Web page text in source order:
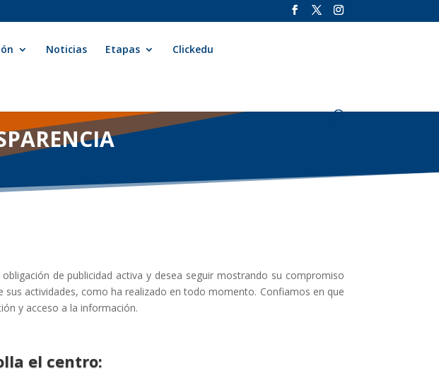
Noticias Etapas Clickedu
de publicidad activa y desea seguir mostrando su compromiso
actividades, como ha realizado en todo momento. Confiamos en que
y acceso a la información.
el centro: